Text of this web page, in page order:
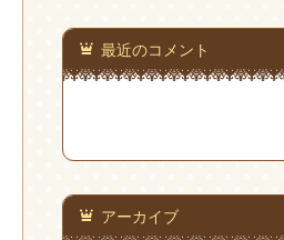
最近のコメント
アーカイブ